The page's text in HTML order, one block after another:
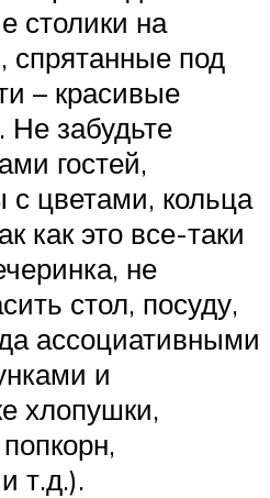
столики на
спрятанные под
– красивые
Не забудьте
гостей,
цветами, кольца
как это все-таки
не
стол, посуду,
ассоциативными
и
хлопушки,
т.д.).